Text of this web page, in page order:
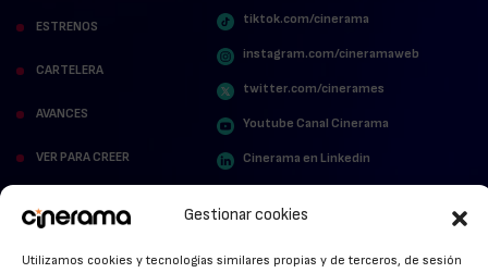
Gestionar cookies
Utilizamos cookies y tecnologías similares propias y de terceros, de sesión
ESTRENOS
CARTELERA
AVANCES
VER PARA CREER
tiktok.com/cinerama
instagram.com/cineramaweb
twitter.com/cinerames
Youtube Canal Cinerama
Cinerama en Linkedin